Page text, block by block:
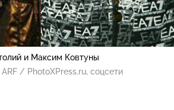
и Максим Ковтуны
ARF / PhotoXPress.ru, соцсети